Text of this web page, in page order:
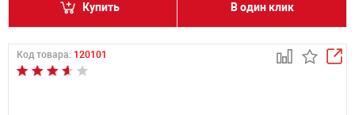
Купить В один клик
Код товара: 120101